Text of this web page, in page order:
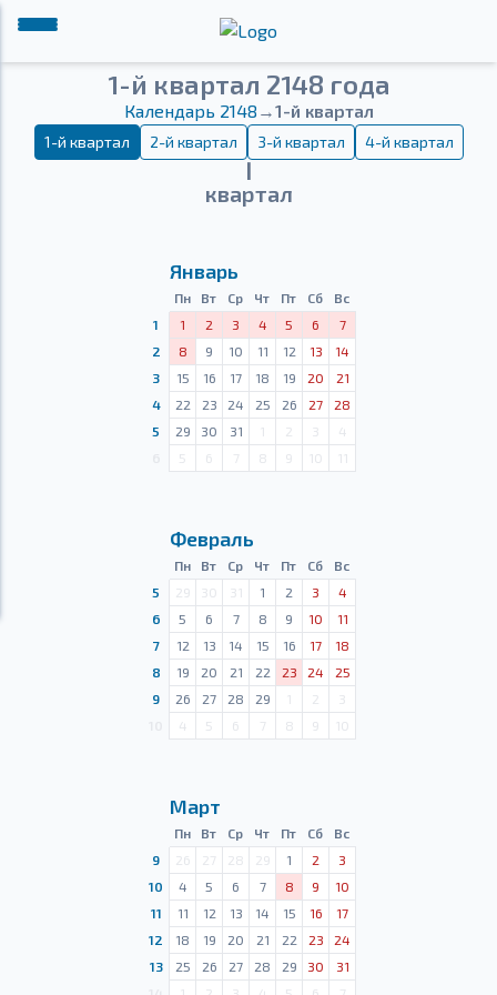
1-й квартал 2148 года
Календарь 2148 →1-й квартал
1-й квартал 2-й квартал 3-й квартал 4-й квартал
Ⅰ
квартал
Январь
Пн Вт Ср Чт Пт Сб
Вс
1
1 2 3 4 5 6
7
2
8 9 10 11 12 13
14
3
15 16 17 18 19 20
21
4
22 23 24 25 26 27
28
5
29 30 31 1 2 3
4
5 6 7 8 9 10 11
Февраль
Пн Вт Ср Чт Пт Сб
Вс
5
29 30 31 1 2 3
4
6
5 6 7 8 9 10
11
7
12 13 14 15 16 17
18
8
19 20 21 22 23 24
25
9
26 27 28 29 1 2
3
4 5 6 7 8 9 10
Март
Пн Вт Ср Чт Пт Сб
Вс
9
26 27 28 29 1 2
3
10
4 5 6 7 8 9
10
11
11 12 13 14 15 16
17
12
18 19 20 21 22 23
24
13
25 26 27 28 29 30
31